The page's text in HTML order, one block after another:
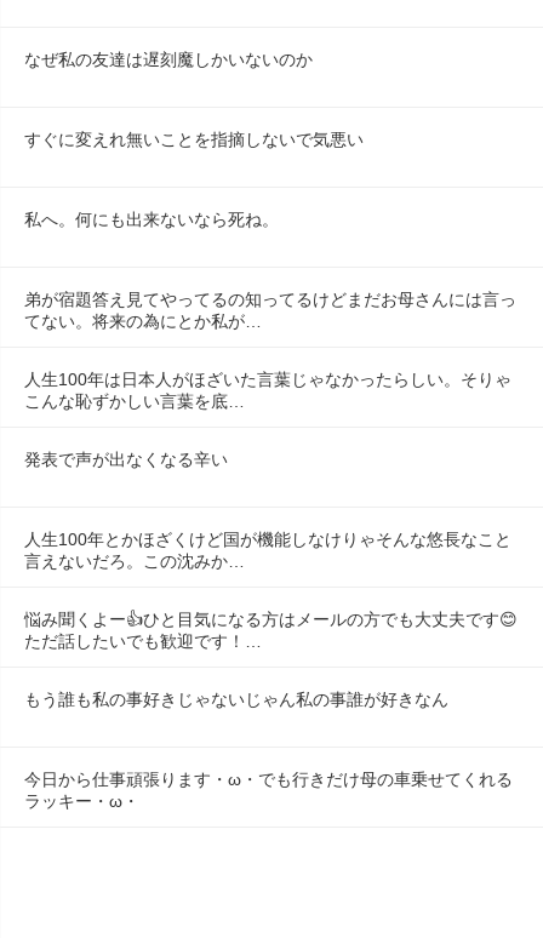
なぜ私の友達は遅刻魔しかいないのか
すぐに変えれ無いことを指摘しないで気悪い
私へ。何にも出来ないなら死ね。
弟が宿題答え見てやってるの知ってるけどまだお母さんには言っ
てない。将来の為にとか私が…
人生100年は日本人がほざいた言葉じゃなかったらしい。そりゃ
こんな恥ずかしい言葉を底…
発表で声が出なくなる辛い
人生100年とかほざくけど国が機能しなけりゃそんな悠長なこと
言えないだろ。この沈みか…
悩み聞くよー👍ひと目気になる方はメールの方でも大丈夫です😊
ただ話したいでも歓迎です！…
もう誰も私の事好きじゃないじゃん私の事誰が好きなん
今日から仕事頑張ります・ω・でも行きだけ母の車乗せてくれる
ラッキー・ω・